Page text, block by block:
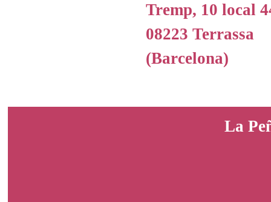
Tremp, 10 local
08223 Terrassa
(Barcelona)
La